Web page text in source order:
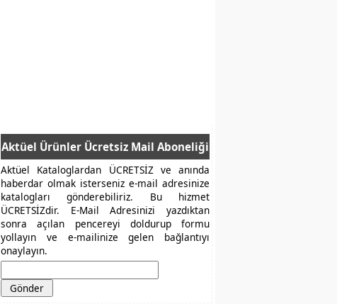
Aktüel Ürünler Ücretsiz Mail Aboneliği
Aktüel Kataloglardan ÜCRETSİZ ve anında
haberdar olmak isterseniz e-mail adresinize
katalogları gönderebiliriz. Bu hizmet
ÜCRETSİZdir. E-Mail Adresinizi yazdıktan
sonra açılan pencereyi doldurup formu
yollayın ve e-mailinize gelen bağlantıyı
onaylayın.